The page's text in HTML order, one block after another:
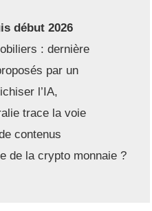
début 2026
: dernière
par un
l’IA,
trace la voie
contenus
de la crypto monnaie ?